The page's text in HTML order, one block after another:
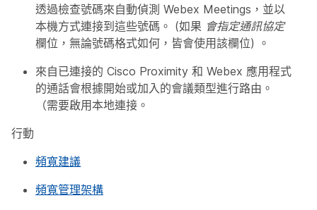
透過檢查號碼來自動偵測 Webex Meetings，並以
本機方式連接到這些號碼。 (如果 會指定通訊協定
欄位，無論號碼格式如何，皆會使用該欄位) 。
來自已連接的 Cisco Proximity 和 Webex 應用程式
的通話會根據開始或加入的會議類型進行路由。
（需要啟用本地連接。
行動
頻寬建議
頻寬管理架構